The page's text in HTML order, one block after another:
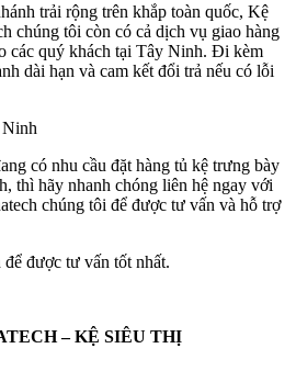
trải rộng trên khắp toàn quốc, Kệ
chúng tôi còn có cả dịch vụ giao hàng
các quý khách tại Tây Ninh. Đi kèm
dài hạn và cam kết đổi trả nếu có lỗi
có nhu cầu đặt hàng tủ kệ trưng bày
thì hãy nhanh chóng liên hệ ngay với
chúng tôi để được tư vấn và hỗ trợ
được tư vấn tốt nhất.
– KỆ SIÊU THỊ